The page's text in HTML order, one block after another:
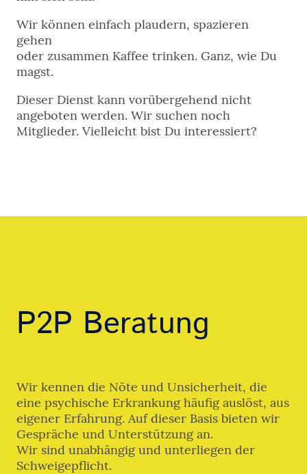
Wir können einfach plaudern, spazieren
gehen
oder zusammen Kaffee trinken. Ganz, wie Du
magst.
Dieser Dienst kann vorübergehend nicht
angeboten werden. Wir suchen noch
Mitglieder. Vielleicht bist Du interessiert?
P2P Beratung
Wir kennen die Nöte und Unsicherheit, die
eine psychische Erkrankung häufig auslöst, aus
eigener Erfahrung. Auf dieser Basis bieten wir
Gespräche und Unterstützung an.
Wir sind unabhängig und unterliegen der
Schweigepflicht.